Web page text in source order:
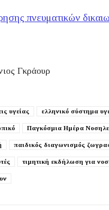
πνευματικών
Γκράουρ
υγείας ελληνικό σύστημα
Παγκόσμια Ημέρα
παιδικός διαγωνισμός
τιμητική εκδήλωση για